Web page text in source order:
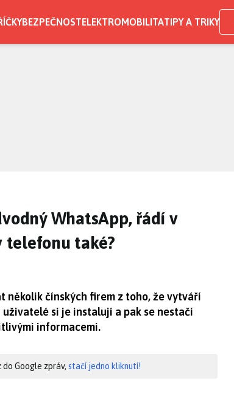
BEZPEČNOSTELEKTROMOBILITATIPY A TRIKY
WhatsApp, řádí v
telefonu také?
několik čínských firem z toho, že vytváří
si je instalují a pak se nestačí
informacemi.
do Google zpráv, stačí jedno kliknutí!